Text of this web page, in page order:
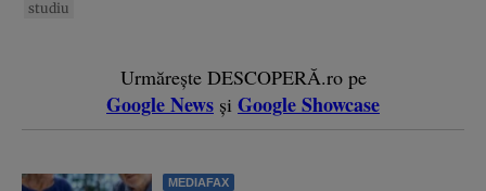
studiu
Urmărește DESCOPERĂ.ro pe
Google News și Google Showcase
MEDIAFAX